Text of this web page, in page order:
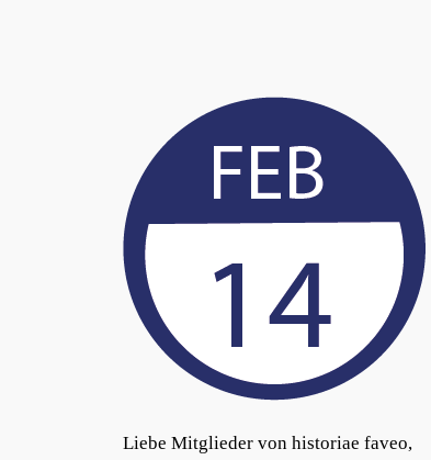
Liebe Mitglieder von historiae faveo,